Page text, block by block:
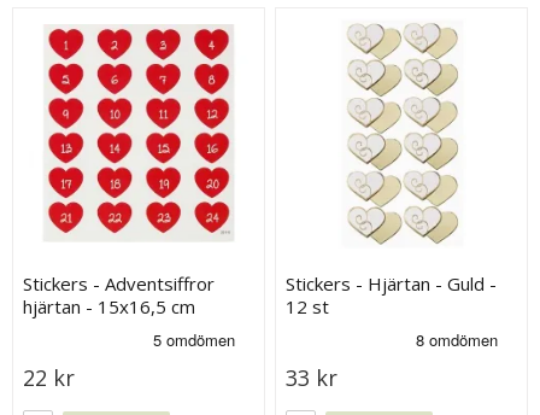
Stickers - Adventsiffror
hjärtan - 15x16,5 cm
22 kr
Stickers - Hjärtan - Guld -
12 st
33 kr